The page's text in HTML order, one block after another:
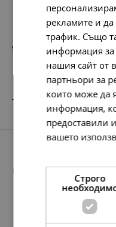
95. 49. €
Още
рекламите и
трафик. Също
информация за
нашия сайт от
партньори за
които може да
информация,
предоставили
вашето
Строго